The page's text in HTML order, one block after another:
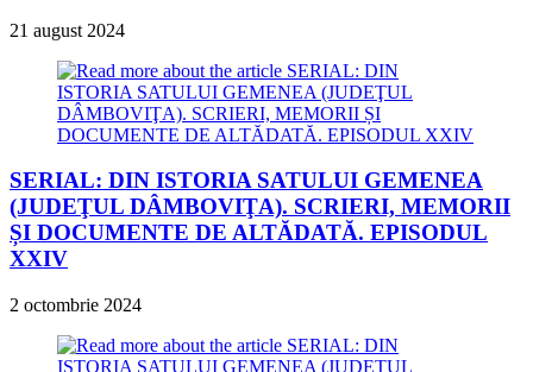
21 august 2024
SERIAL: DIN ISTORIA SATULUI GEMENEA
(JUDEŢUL DÂMBOVIŢA). SCRIERI, MEMORII
ȘI DOCUMENTE DE ALTĂDATĂ. EPISODUL
XXIV
2 octombrie 2024